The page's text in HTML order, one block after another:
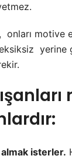
, onları motive
isterler.